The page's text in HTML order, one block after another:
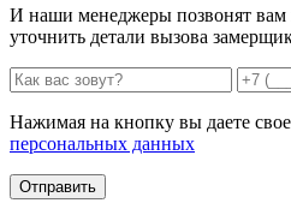
И наши менеджеры позвонят вам
уточнить детали вызова
Нажимая на кнопку вы даете свое
персональных данных
Отправить